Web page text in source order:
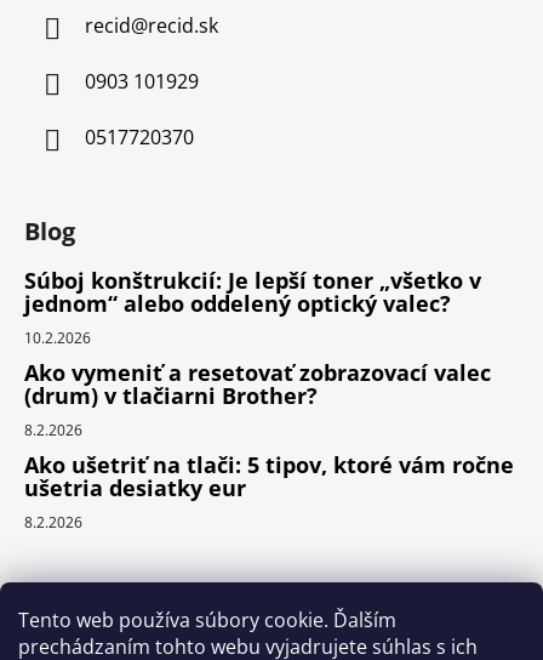
Tento web používa súbory cookie. Ďalším
prechádzaním tohto webu vyjadrujete súhlas s ich
recid@recid.sk
0903 101929
0517720370
Blog
Súboj konštrukcií: Je lepší toner „všetko v
jednom“ alebo oddelený optický valec?
10.2.2026
Ako vymeniť a resetovať zobrazovací valec
(drum) v tlačiarni Brother?
8.2.2026
Ako ušetriť na tlači: 5 tipov, ktoré vám ročne
ušetria desiatky eur
8.2.2026
Prijímame online platby